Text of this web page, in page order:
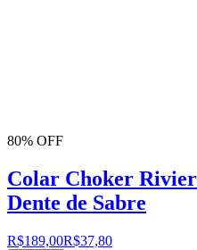
80% OFF
Colar Choker
Dente de Sabre
R$189,00R$37,80